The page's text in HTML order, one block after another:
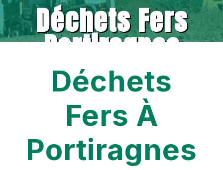
Déchets Fers
Portiragnes
Déchets
Fers À
Portiragnes